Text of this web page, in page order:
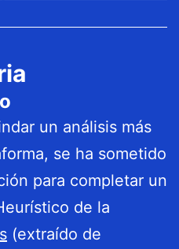
un análisis más
se ha sometido
para completar un
de la
(extraído de